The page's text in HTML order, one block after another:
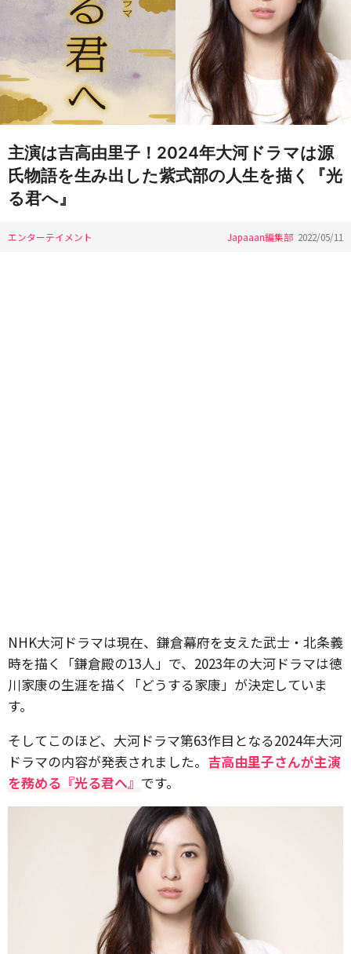
主演は吉高由里子！2024年大河ドラマは源
氏物語を生み出した紫式部の人生を描く『光
る君へ』
エンターテイメント Japaaan編集部 2022/05/11
NHK大河ドラマは現在、鎌倉幕府を支えた武士・北条義
時を描く「鎌倉殿の13人」で、2023年の大河ドラマは徳
川家康の生涯を描く「どうする家康」が決定していま
す。
そしてこのほど、大河ドラマ第63作目となる2024年大河
ドラマの内容が発表されました。 吉高由里子さんが主演
を務める『光る君へ』 です。